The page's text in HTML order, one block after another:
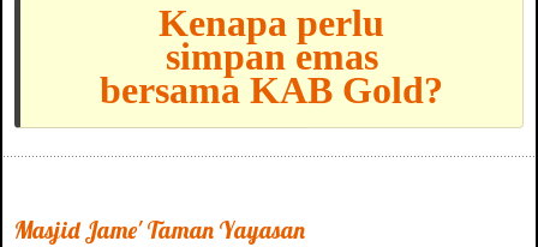
Kenapa perlu
simpan emas
bersama KAB Gold?
Masjid Jame' Taman Yayasan